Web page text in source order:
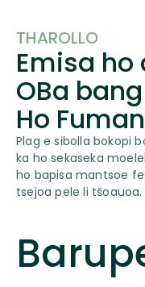
THAROLLO
Emisa ho
OBa
Ho
Plag e sibolla bokopi
ka ho sekaseka
ho bapisa mantsoe
tsejoa pele li tšoauoa.